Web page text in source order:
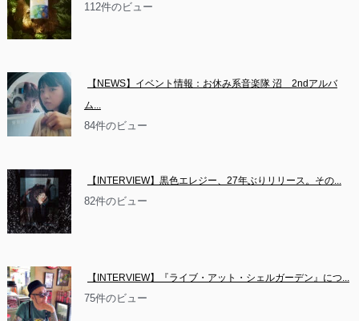
112件のビュー
【NEWS】イベント情報：お休み系音楽隊 沼　2ndアルバ
ム...
84件のビュー
【INTERVIEW】黒色エレジー、27年ぶりリリース。その...
82件のビュー
【INTERVIEW】『ライブ・アット・シェルガーデン』につ...
75件のビュー